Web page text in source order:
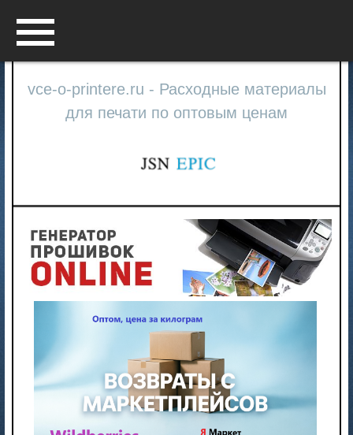
vce-o-printere.ru - Расходные материалы
для печати по оптовым ценам